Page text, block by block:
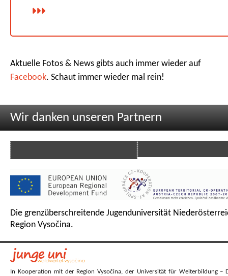
Aktuelle Fotos & News gibts auch immer wieder auf
Facebook. Schaut immer wieder mal rein!
Wir danken unseren Partnern
Die grenzüberschreitende Jugenduniversität
Region Vysočina.
In Kooperation mit der Region Vysočina, der Universität für Weiterbildung –